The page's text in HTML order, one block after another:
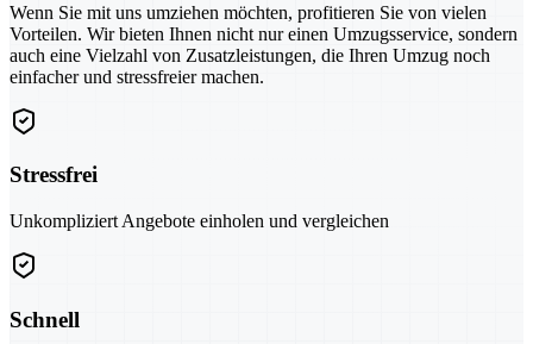
Wenn Sie mit uns umziehen möchten, profitieren Sie von vielen
Vorteilen. Wir bieten Ihnen nicht nur einen Umzugsservice, sondern
auch eine Vielzahl von Zusatzleistungen, die Ihren Umzug noch
einfacher und stressfreier machen.
Stressfrei
Unkompliziert Angebote einholen und vergleichen
Schnell